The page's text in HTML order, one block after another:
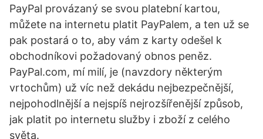
PayPal provázaný se svou platební kartou,
můžete na internetu platit PayPalem, a ten už se
pak postará o to, aby vám z karty odešel k
obchodníkovi požadovaný obnos peněz.
PayPal.com, mí milí, je (navzdory některým
vrtochům) už víc než dekádu nejbezpečnější,
nejpohodlnější a nejspíš nejrozšířenější způsob,
jak platit po internetu služby i zboží z celého
světa.